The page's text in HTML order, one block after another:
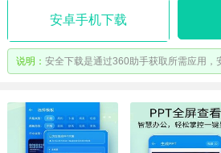
安卓手机下载
说明： 安全下载是通过360助手获取所需应用，